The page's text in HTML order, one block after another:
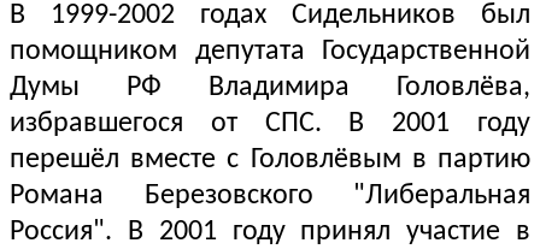
В 1999-2002 годах Сидельников был
помощником депутата Государственной
Думы РФ Владимира Головлёва,
избравшегося от СПС. В 2001 году
перешёл вместе с Головлёвым в партию
Романа Березовского "Либеральная
Россия". В 2001 году принял участие в